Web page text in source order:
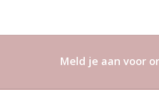
Meld je aan voor